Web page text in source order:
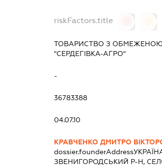
riskFactors.title
ТОВАРИСТВО З ОБМЕЖЕНОЮ
"СЕРДЕГІВКА-АГРО"
-
36783388
04.07.10
КРАВЧЕНКО ДМИТРО
dossier.founderAddress
ЗВЕНИГОРОДСЬКИЙ Р-Н,